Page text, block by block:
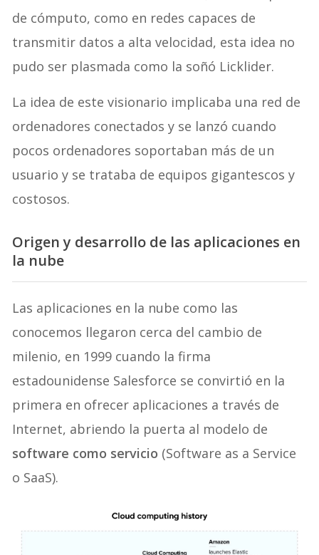
de cómputo, como en redes capaces de
transmitir datos a alta velocidad, esta idea no
pudo ser plasmada como la soñó Licklider.
La idea de este visionario implicaba una red de
ordenadores conectados y se lanzó cuando
pocos ordenadores soportaban más de un
usuario y se trataba de equipos gigantescos y
costosos.
Origen y desarrollo de las aplicaciones en
la nube
Las aplicaciones en la nube como las
conocemos llegaron cerca del cambio de
milenio, en 1999 cuando la firma
estadounidense Salesforce se convirtió en la
primera en ofrecer aplicaciones a través de
Internet, abriendo la puerta al modelo de
software como servicio (Software as a Service
o SaaS).